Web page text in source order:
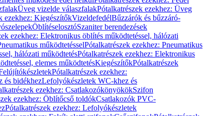
Üveg vizelde válaszfalakPótalkatrészek ezekhez: Üveg
ezekhez: KiegészítőkVizeldefedélBűzzárók és bűzzáró-
ÖblítéselosztóSzaniter berendezések
ezekhez: Elektronikus öblítés működtetéssel, hálózati
működtetésselPótalkatrészek ezekhez: Pneumatikus
hálózati működtetésPótalkatrészek ezekhez: Elektronikus
elemes működtetésKiegészítőkPótalkatrészek
Pótalkatrészek ezekhez:
és bidékhezLefolyókészletek WC-khez és
ezekhez: CsatlakozókönyökökSzifon
ezekhez: Öblítőcső toldókCsatlakozók PVC-
Pótalkatrészek ezekhez: Lefolyókészletek